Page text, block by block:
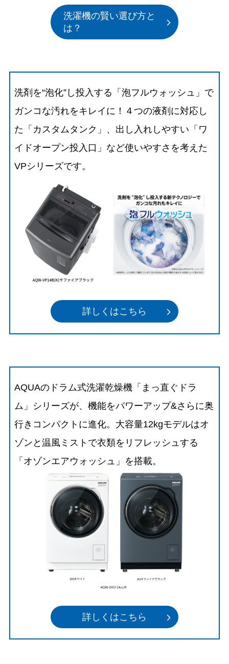
洗濯機の賢い選び方と
は？
洗剤を“泡化”し投入する「泡フルウォッシュ」で
ガンコな汚れをキレイに！４つの液剤に対応し
た「カスタムタンク」、出し入れしやすい「ワ
イドオープン投入口」など使いやすさを考えた
VPシリーズです。
詳しくはこちら
AQUAのドラム式洗濯乾燥機「まっ直ぐドラ
ム」シリーズが、機能をパワーアップ&さらに奥
行きコンパクトに進化。大容量12kgモデルはオ
ゾンと温風ミストで衣類をリフレッシュする
「オゾンエアウォッシュ」を搭載。
詳しくはこちら